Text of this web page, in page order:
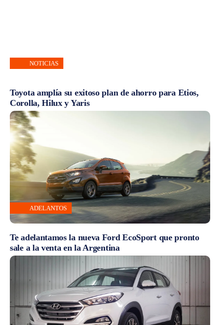
NOTICIAS
Toyota amplía su exitoso plan de ahorro para Etios,
Corolla, Hilux y Yaris
ADELANTOS
Te adelantamos la nueva Ford EcoSport que pronto
sale a la venta en la Argentina